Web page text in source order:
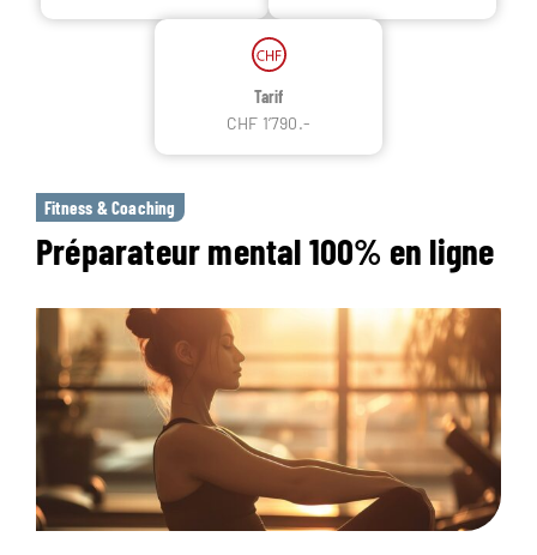
Tarif
CHF 1’790.-
Fitness & Coaching
Préparateur mental 100% en ligne